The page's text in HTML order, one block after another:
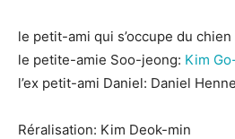
le petit-ami qui s’occupe du
le petite-amie Soo-jeong: Kim
l’ex petit-ami Daniel: Daniel
Réralisation: Kim Deok-min